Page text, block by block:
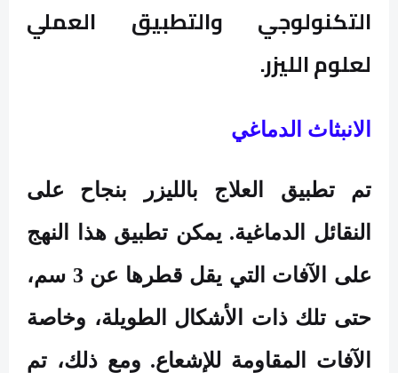
التكنولوجي والتطبيق العملي
لعلوم الليزر.
الانبثاث الدماغي
تم تطبيق العلاج بالليزر بنجاح على
النقائل الدماغية. يمكن تطبيق هذا النهج
على الآفات التي يقل قطرها عن 3 سم،
حتى تلك ذات الأشكال الطويلة، وخاصة
الآفات المقاومة للإشعاع. ومع ذلك، تم